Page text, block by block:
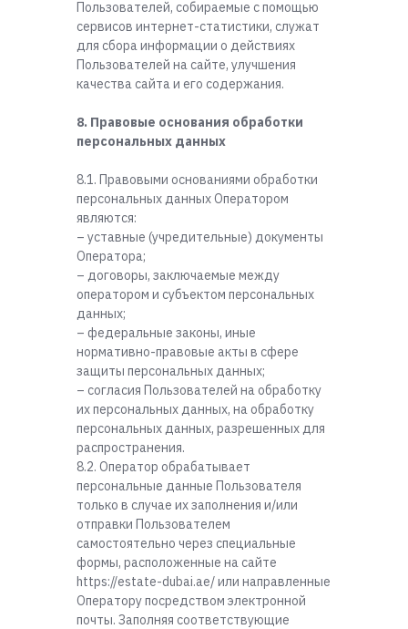
Пользователей, собираемые с помощью
сервисов интернет-статистики, служат
для сбора информации о действиях
Пользователей на сайте, улучшения
качества сайта и его содержания.
8. Правовые основания обработки
персональных данных
8.1. Правовыми основаниями обработки
персональных данных Оператором
являются:
– уставные (учредительные) документы
Оператора;
– договоры, заключаемые между
оператором и субъектом персональных
данных;
– федеральные законы, иные
нормативно-правовые акты в сфере
защиты персональных данных;
– согласия Пользователей на обработку
их персональных данных, на обработку
персональных данных, разрешенных для
распространения.
8.2. Оператор обрабатывает
персональные данные Пользователя
только в случае их заполнения и/или
отправки Пользователем
самостоятельно через специальные
формы, расположенные на сайте
https://estate-dubai.ae/ или направленные
Оператору посредством электронной
почты. Заполняя соответствующие